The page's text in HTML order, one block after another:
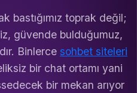
bastığımız toprak değil;
güvende bulduğumuz,
Binlerce sohbet siteleri
bir chat ortamı yani
bir mekan arıyor